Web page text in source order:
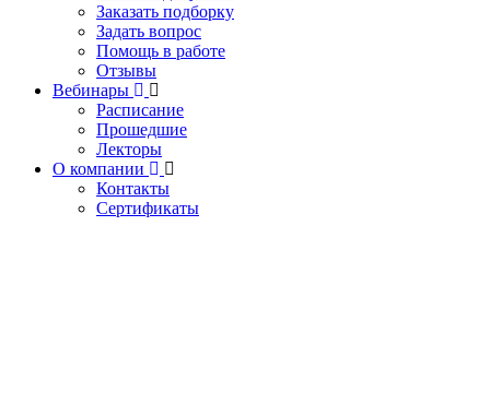
Заказать подборку
Задать вопрос
Помощь в работе
Отзывы
Вебинары
Расписание
Прошедшие
Лекторы
О компании
Контакты
Сертификаты